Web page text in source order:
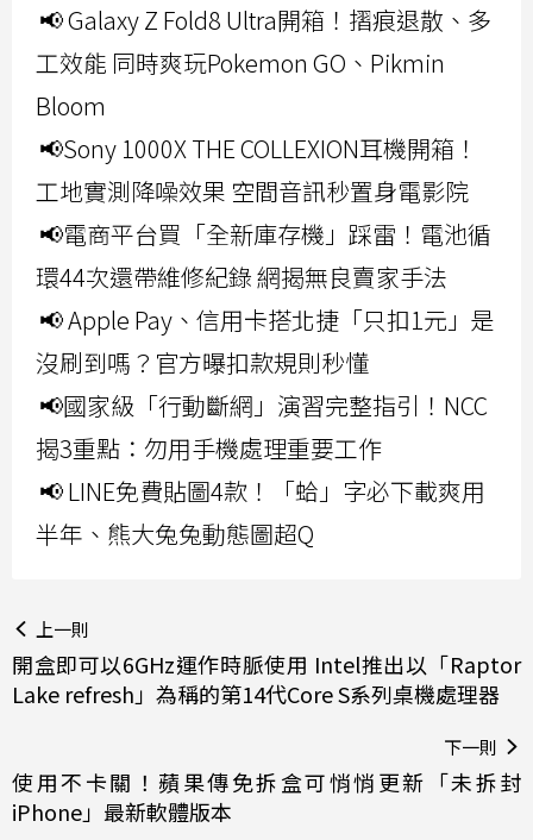
📢 Galaxy Z Fold8 Ultra開箱！摺痕退散、多
工效能 同時爽玩Pokemon GO、Pikmin
Bloom
📢Sony 1000X THE COLLEXION耳機開箱！
工地實測降噪效果 空間音訊秒置身電影院
📢電商平台買「全新庫存機」踩雷！電池循
環44次還帶維修紀錄 網揭無良賣家手法
📢 Apple Pay、信用卡搭北捷「只扣1元」是
沒刷到嗎？官方曝扣款規則秒懂
📢國家級「行動斷網」演習完整指引！NCC
揭3重點：勿用手機處理重要工作
📢 LINE免費貼圖4款！「蛤」字必下載爽用
半年、熊大兔兔動態圖超Q
上一則
開盒即可以6GHz運作時脈使用 Intel推出以「Raptor
Lake refresh」為稱的第14代Core S系列桌機處理器
下一則
使用不卡關！蘋果傳免拆盒可悄悄更新「未拆封
iPhone」最新軟體版本